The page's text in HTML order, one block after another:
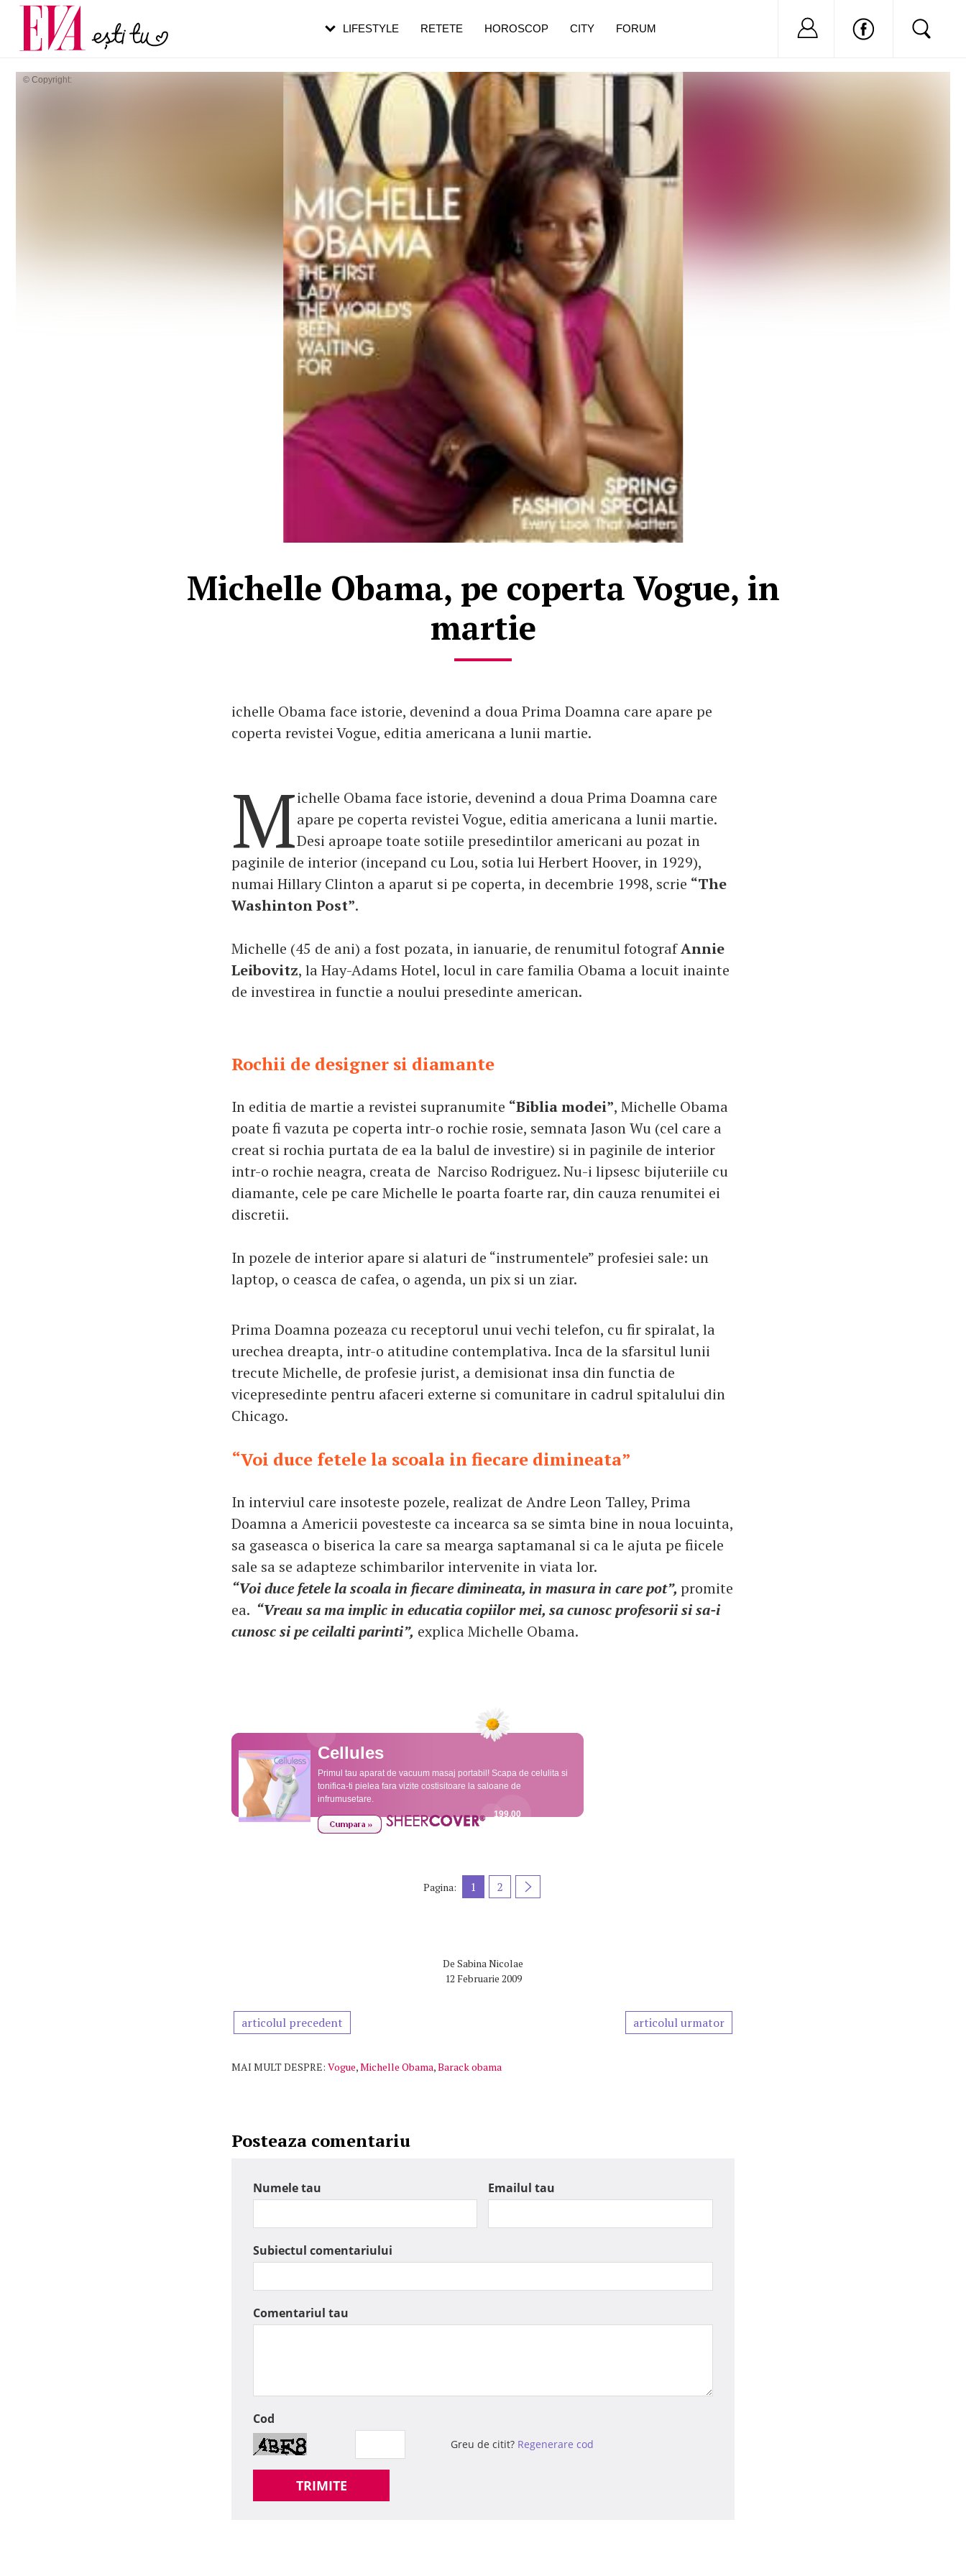
© Copyright:
Michelle Obama, pe coperta Vogue, in
martie
ichelle Obama face istorie, devenind a doua Prima Doamna care apare pe
coperta revistei Vogue, editia americana a lunii martie.
Michelle Obama face istorie, devenind a doua Prima Doamna care
apare pe coperta revistei Vogue, editia americana a lunii martie.
Desi aproape toate sotiile presedintilor americani au pozat in
paginile de interior (incepand cu Lou, sotia lui Herbert Hoover, in 1929),
numai Hillary Clinton a aparut si pe coperta, in decembrie 1998, scrie “The
Washinton Post”.
Michelle (45 de ani) a fost pozata, in ianuarie, de renumitul fotografAnnie
Leibovitz, la Hay-Adams Hotel, locul in care familia Obama a locuit inainte
de investirea in functie a noului presedinte american.
Rochii de designer si diamante
In editia de martie a revistei supranumite “Biblia modei”, Michelle Obama
poate fi vazuta pe coperta intr-o rochie rosie, semnata Jason Wu (cel care a
creat si rochia purtata de ea la balul de investire) si in paginile de interior
intr-o rochie neagra, creata de Narciso Rodriguez. Nu-i lipsesc bijuteriile cu
diamante, cele pe care Michelle le poarta foarte rar, din cauza renumitei ei
discretii.
In pozele de interior apare si alaturi de “instrumentele” profesiei sale: un
laptop, o ceasca de cafea, o agenda, un pix si un ziar.
Prima Doamna pozeaza cu receptorul unui vechi telefon, cu fir spiralat, la
urechea dreapta, intr-o atitudine contemplativa. Inca de la sfarsitul lunii
trecute Michelle, de profesie jurist, a demisionat insa din functia de
vicepresedinte pentru afaceri externe si comunitare in cadrul spitalului din
Chicago.
“Voi duce fetele la scoala in fiecare dimineata”
In interviul care insoteste pozele, realizat de Andre Leon Talley, Prima
Doamna a Americii povesteste ca incearca sa se simta bine in noua locuinta,
sa gaseasca o biserica la care sa mearga saptamanal si ca le ajuta pe fiicele
sale sa se adapteze schimbarilor intervenite in viata lor.
“Voi duce fetele la scoala in fiecare dimineata, in masura in care pot”, promite
ea. “Vreau sa ma implic in educatia copiilor mei, sa cunosc profesorii si sa-i
cunosc si pe ceilalti parinti”, explica Michelle Obama.
Cellules
Primul tau aparat de vacuum masaj portabil! Scapa de celulita si
tonifica-ti pielea fara vizite costisitoare la saloane de
infrumusetare.
199,00
Pagina: 1 2
De Sabina Nicolae
12 Februarie 2009
articolul precedent articolul urmator
MAI MULT DESPRE: Vogue,Michelle Obama,Barack obama
Posteaza comentariu
Numele tau Emailul tau
Subiectul comentariului
Comentariul tau
Cod
Greu de citit? Regenerare cod
TRIMITE
LIFESTYLE RETETE HOROSCOP CITY FORUM Nu ai cont?
Carieră
Actualitate
pe măsură ce înaintezi în vârstă
de dureroasă este investigația